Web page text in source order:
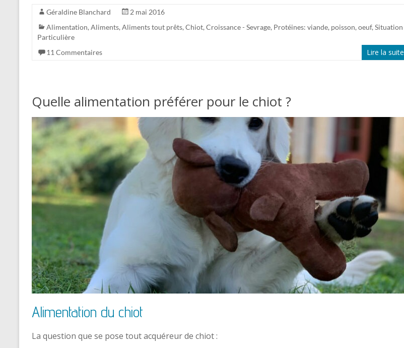
Géraldine Blanchard
2 mai 2016
Alimentation,Aliments,Aliments tout prêts,Chiot,Croissance - Sevrage, Protéines: viande, poisson, oeuf,Situation
Particulière
11 Commentaires
Lire la suite
Quelle alimentation préférer pour le chiot ?
Alimentation du chiot
La question que se pose tout acquéreur de chiot :